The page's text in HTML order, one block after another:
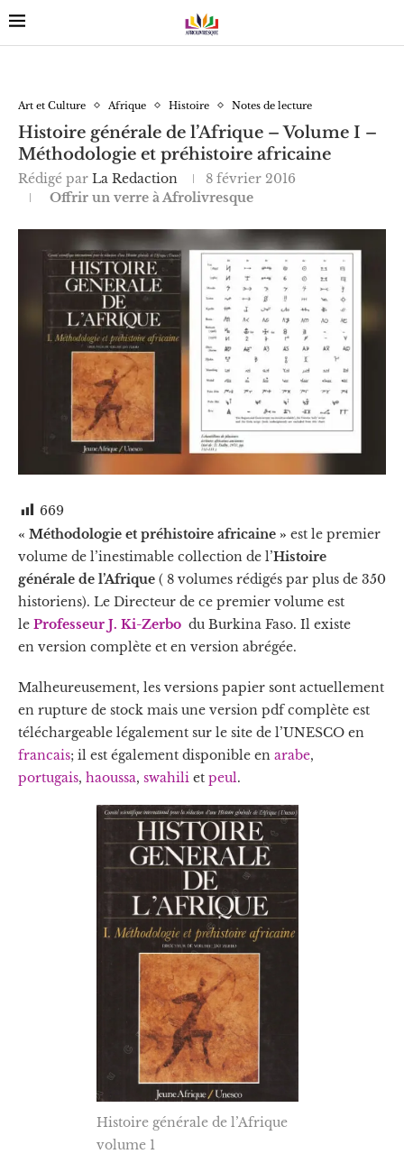
Art et Culture Afrique Histoire Notes de lecture
Histoire générale de l’Afrique – Volume I –
Méthodologie et préhistoire africaine
Rédigé par La Redaction
8 février 2016
Offrir un verre à Afrolivresque
669
« Méthodologie et préhistoire africaine » est le premier
volume de l’inestimable collection de l’Histoire
générale de l’Afrique ( 8 volumes rédigés par plus de 350
historiens). Le Directeur de ce premier volume est
le Professeur J. Ki-Zerbo du Burkina Faso. Il existe
en version complète et en version abrégée.
Malheureusement, les versions papier sont actuellement
en rupture de stock mais une version pdf complète est
téléchargeable légalement sur le site de l’UNESCO en
francais; il est également disponible en arabe,
portugais, haoussa, swahili et peul.
Histoire générale de l’Afrique
volume 1